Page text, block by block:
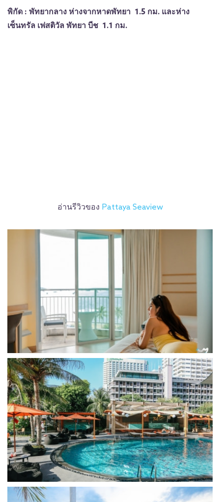
พิกัด : พัทยากลาง ห่างจากหาดพัทยา 1.5 กม. และห่าง
เซ็นทรัล เฟสติวัล พัทยา บีช 1.1 กม.
อ่านรีวิวของ Pattaya Seaview